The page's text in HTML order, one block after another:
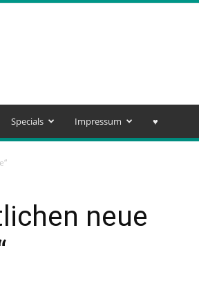
Specials Impressum ♥️
neue